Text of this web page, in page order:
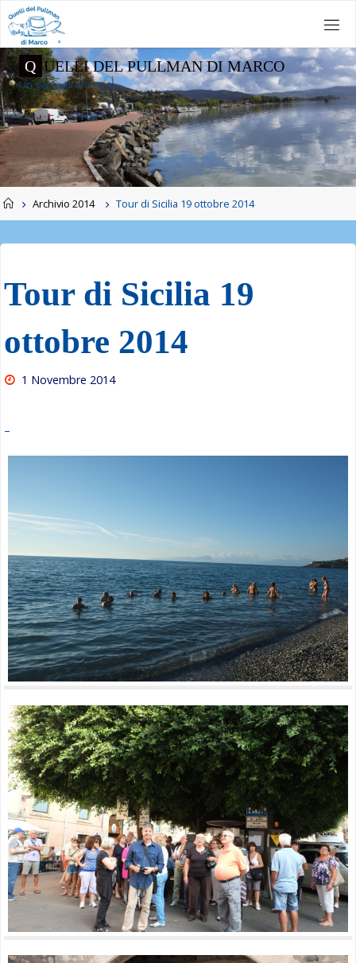
Salta
contenuto
Q UELLI DEL PULLMAN DI MARCO
Un sacco di amici
HomeArchivio 2014 Tour di Sicilia 19 ottobre 2014
Tour di Sicilia 19
ottobre 2014
1 Novembre 2014
–